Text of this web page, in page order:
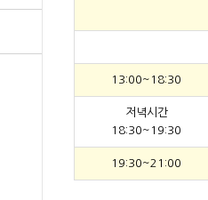
13:00~18:30
저녁시간
18:30~19:30
19:30~21:00